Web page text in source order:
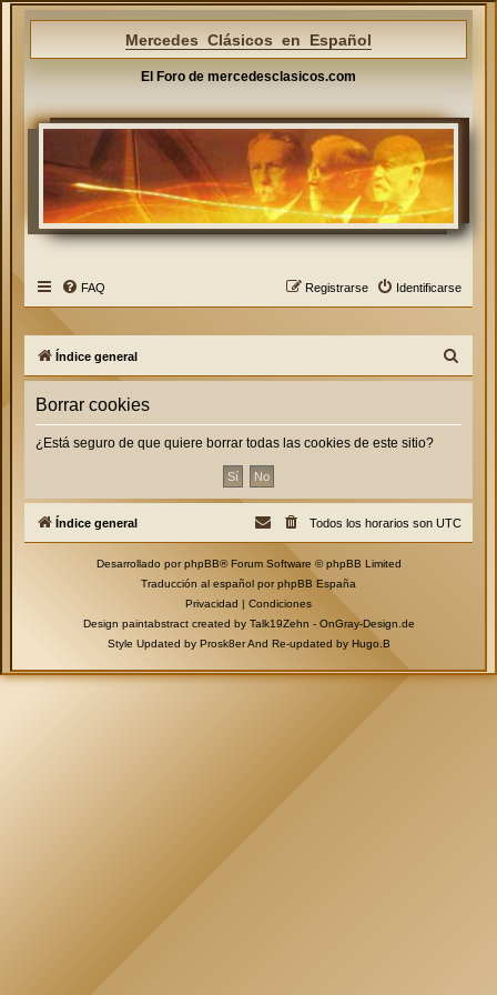
Mercedes Clásicos en Español
El Foro de mercedesclasicos.com
FAQ Identificarse
Registrarse
Índice general
u
Borrar cookies
¿Está seguro de que quiere borrar todas las cookies de este sitio?
Índice general Todos los horarios son UTC
Desarrollado porphpBB® Forum Software © phpBB Limited
Traducción al español porphpBB España
Privacidad | Condiciones
Design paintabstract created by Talk19Zehn - OnGray-Design.de
Style Updated by Prosk8erAnd Re-updated by Hugo.B